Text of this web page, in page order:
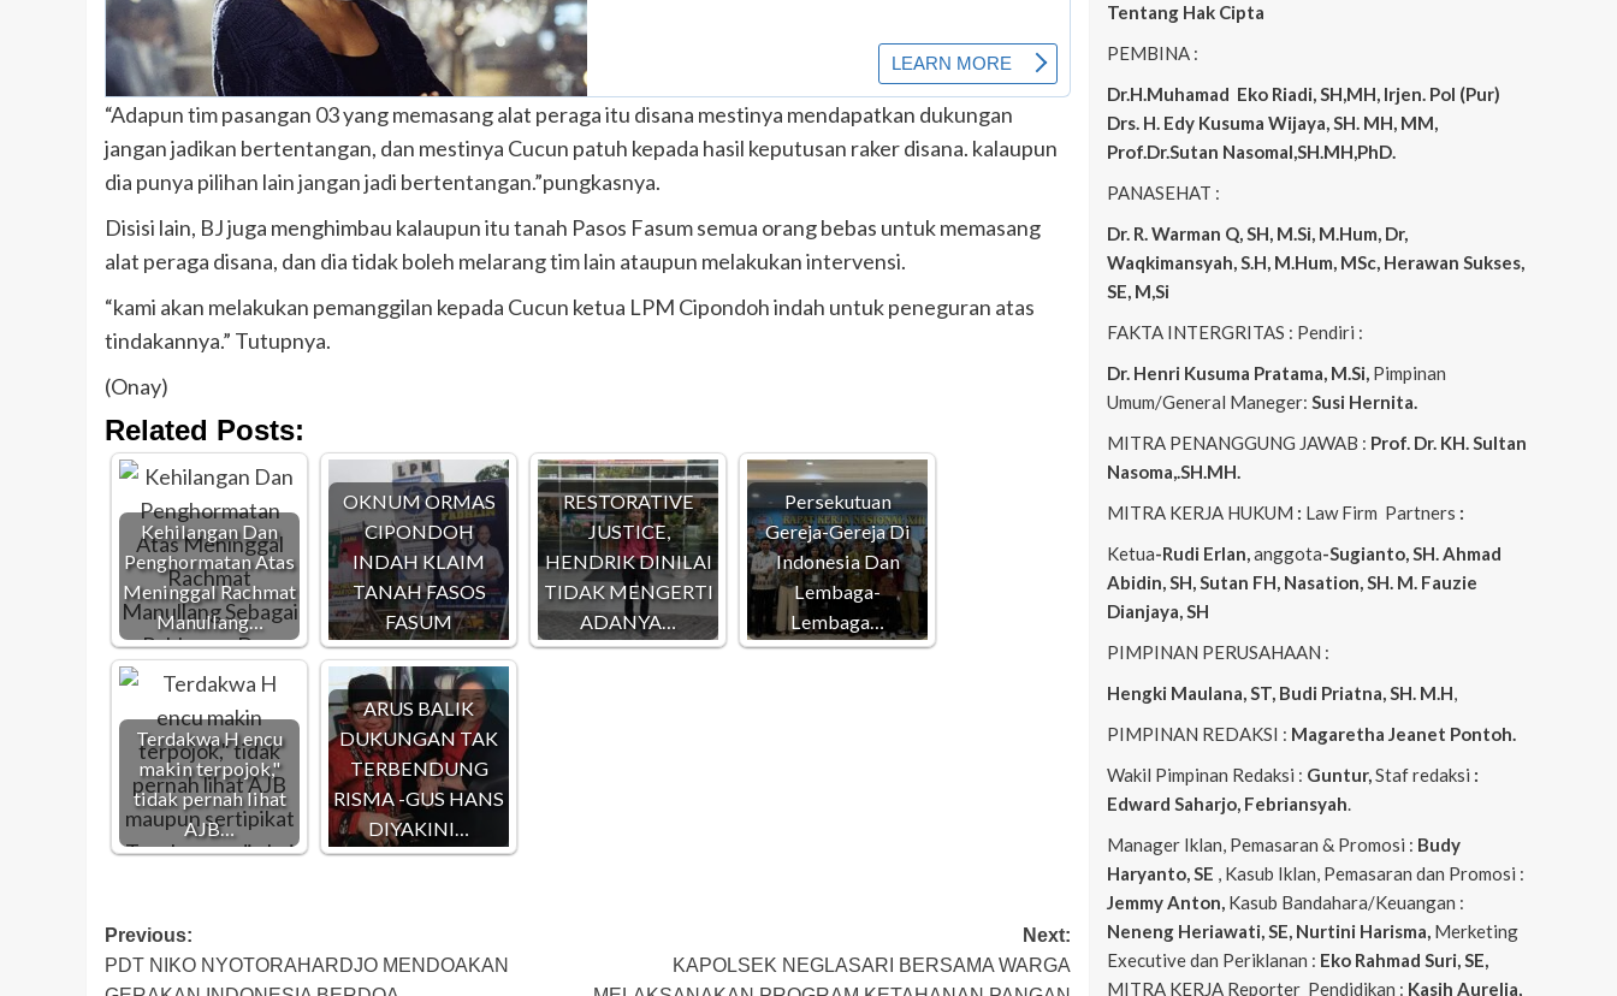
“Adapun tim pasangan 03 yang memasang alat peraga itu disana mestinya mendapatkan dukungan
jangan jadikan bertentangan, dan mestinya Cucun patuh kepada hasil keputusan raker disana. kalaupun
dia punya pilihan lain jangan jadi bertentangan.”pungkasnya.
Disisi lain, BJ juga menghimbau kalaupun itu tanah Pasos Fasum semua orang bebas untuk memasang
alat peraga disana, dan dia tidak boleh melarang tim lain ataupun melakukan intervensi.
“kami akan melakukan pemanggilan kepada Cucun ketua LPM Cipondoh indah untuk peneguran atas
tindakannya.” Tutupnya.
(Onay)
Related Posts:
Kehilangan Dan
Penghormatan Atas
Meninggal Rachmat
Manullang…
OKNUM ORMAS
CIPONDOH
INDAH KLAIM
TANAH FASOS
FASUM
RESTORATIVE
JUSTICE,
HENDRIK DINILAI
TIDAK MENGERTI
ADANYA…
Persekutuan
Gereja-Gereja Di
Indonesia Dan
Lembaga-
Lembaga…
Terdakwa H encu
makin terpojok,"
tidak pernah lihat
AJB…
ARUS BALIK
DUKUNGAN TAK
TERBENDUNG
RISMA -GUS HANS
DIYAKINI…
Post
navigation
Previous:
PDT NIKO NYOTORAHARDJO MENDOAKAN
Next:
KAPOLSEK NEGLASARI BERSAMA WARGA
Tentang Hak Cipta
PEMBINA :
Dr.H.Muhamad Eko Riadi, SH,MH, Irjen. Pol (Pur)
Drs. H. Edy Kusuma Wijaya, SH. MH, MM,
Prof.Dr.Sutan Nasomal,SH.MH,PhD.
PANASEHAT :
Dr. R. Warman Q, SH, M.Si, M.Hum, Dr,
Waqkimansyah, S.H, M.Hum, MSc, Herawan Sukses,
SE, M,Si
FAKTA INTERGRITAS : Pendiri :
Dr. Henri Kusuma Pratama, M.Si, Pimpinan
Umum/General Maneger: Susi Hernita.
MITRA PENANGGUNG JAWAB : Prof. Dr. KH. Sultan
Nasoma,.SH.MH.
MITRA KERJA HUKUM : Law Firm Partners :
Ketua-Rudi Erlan,anggota-Sugianto, SH. Ahmad
Abidin, SH, Sutan FH, Nasation, SH. M. Fauzie
Dianjaya, SH
PIMPINAN PERUSAHAAN :
Hengki Maulana, ST, Budi Priatna, SH. M.H,
PIMPINAN REDAKSI : Magaretha Jeanet Pontoh.
Wakil Pimpinan Redaksi : Guntur,Staf redaksi :
Edward Saharjo, Febriansyah.
Manager Iklan, Pemasaran & Promosi : Budy
Haryanto, SE , Kasub Iklan, Pemasaran dan Promosi :
Jemmy Anton, Kasub Bandahara/Keuangan :
Neneng Heriawati, SE, Nurtini Harisma, Merketing
Executive dan Periklanan : Eko Rahmad Suri, SE,
MITRA KERJA Reporter Pendidikan : Kasih Aurelia,